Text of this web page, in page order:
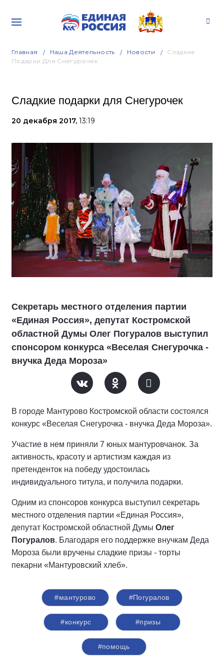
Главная Наша Деятельность Новости
Сладкие
Подарки Для Снегурочек
Сладкие подарки для Снегурочек
20 декабря 2017, 13:19
Секретарь местного отделения партии
«Единая Россия», депутат Костромской
областной Думы Олег Погуралов выступил
спонсором конкурса «Веселая Снегурочка -
внучка Деда Мороза»
В городе Мантурово Костромской области состоялся
конкурс «Веселая Снегурочка - внучка Деда Мороза».
Участие в нем приняли 7 юных мантуровчанок. За
активность, красоту и артистизм каждая из
претенденток на победу удостоилась
индивидуального титула, и получила подарки.
Одним из спонсоров конкурса выступил секретарь
местного отделения партии «Единая Россия»,
депутат Костромской областной Думы Олег
Погуралов. Благодаря его поддержке внучкам Деда
Мороза были вручены сладкие призы - торты
пекарни «Мантуровский хлеб».
#мантурово #Погуралов
#конкурс #призы
#помощь